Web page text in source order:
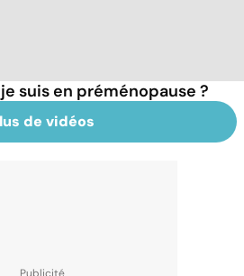
suis en préménopause ?
de vidéos